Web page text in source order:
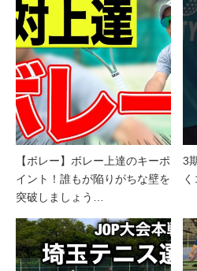
【ボレー】ボレー上達のキーポ
イント！誰もが陥りがちな壁を
突破しましょう…
3